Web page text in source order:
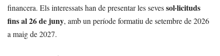
financera. Els interessats han de presentar les sevessol·licituds
fins al 26 de juny, amb un període formatiu de setembre de 2026
a maig de 2027.